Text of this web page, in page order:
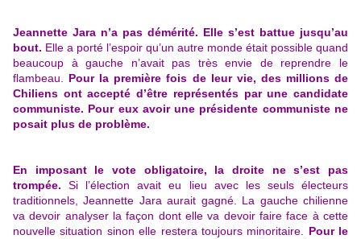
Jeannette Jara n’a pas démérité. Elle s’est battue jusqu’au
bout. Elle a porté l’espoir qu’un autre monde était possible quand
beaucoup à gauche n’avait pas très envie de reprendre le
flambeau. Pour la première fois de leur vie, des millions de
Chiliens ont accepté d’être représentés par une candidate
communiste. Pour eux avoir une présidente communiste ne
posait plus de problème.
En imposant le vote obligatoire, la droite ne s’est pas
trompée. Si l’élection avait eu lieu avec les seuls électeurs
traditionnels, Jeannette Jara aurait gagné. La gauche chilienne
va devoir analyser la façon dont elle va devoir faire face à cette
nouvelle situation sinon elle restera toujours minoritaire. Pour le